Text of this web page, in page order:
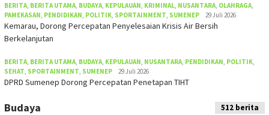
BERITA, BERITA UTAMA, BUDAYA, KEPULAUAN, KRIMINAL, NUSANTARA, OLAHRAGA,
PAMEKASAN, PENDIDIKAN, POLITIK, SPORTAINMENT, SUMENEP 29 Juli 2026
Kemarau, Dorong Percepatan Penyelesaian Krisis Air Bersih
Berkelanjutan
BERITA, BERITA UTAMA, BUDAYA, KEPULAUAN, NUSANTARA, PENDIDIKAN, POLITIK,
SEHAT, SPORTAINMENT, SUMENEP 29 Juli 2026
DPRD Sumenep Dorong Percepatan Penetapan TIHT
Budaya 512 berita